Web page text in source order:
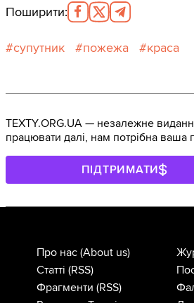
Поширити:
супутник пожежа краса
TEXTY.ORG.UA — незалежне
працювати далі, нам потрібна ваша
ПІДТРИМАТИ
Про нас (About us)
Статті (RSS)
Фрагменти (RSS)